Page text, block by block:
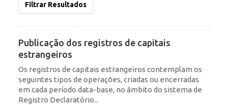
Filtrar Resultados
Publicação dos registros de capitais
estrangeiros
Os registros de capitais estrangeiros contemplam os
seguintes tipos de operações, criadas ou encerradas
em cada período data-base, no âmbito do sistema de
Registro Declaratório...